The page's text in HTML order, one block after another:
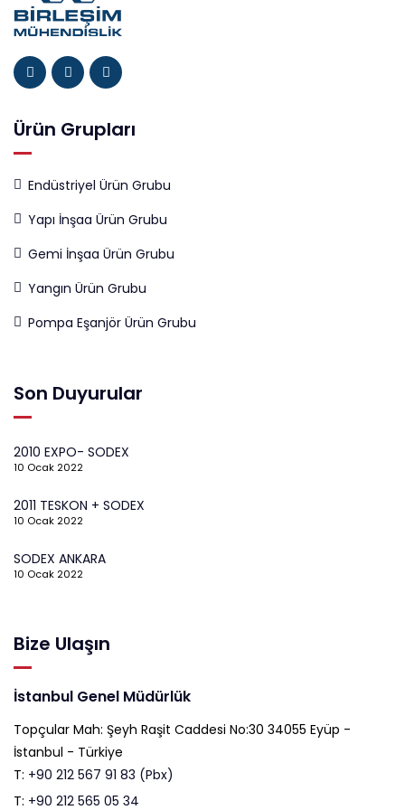
Ürün Grupları
Endüstriyel Ürün Grubu
Yapı İnşaa Ürün Grubu
Gemi İnşaa Ürün Grubu
Yangın Ürün Grubu
Pompa Eşanjör Ürün Grubu
Son Duyurular
2010 EXPO- SODEX
10 Ocak 2022
2011 TESKON + SODEX
10 Ocak 2022
SODEX ANKARA
10 Ocak 2022
Bize Ulaşın
İstanbul Genel Müdürlük
Topçular Mah: Şeyh Raşit Caddesi No:30 34055 Eyüp -
İstanbul - Türkiye
T: +90 212 567 91 83 (Pbx)
T: +90 212 565 05 34